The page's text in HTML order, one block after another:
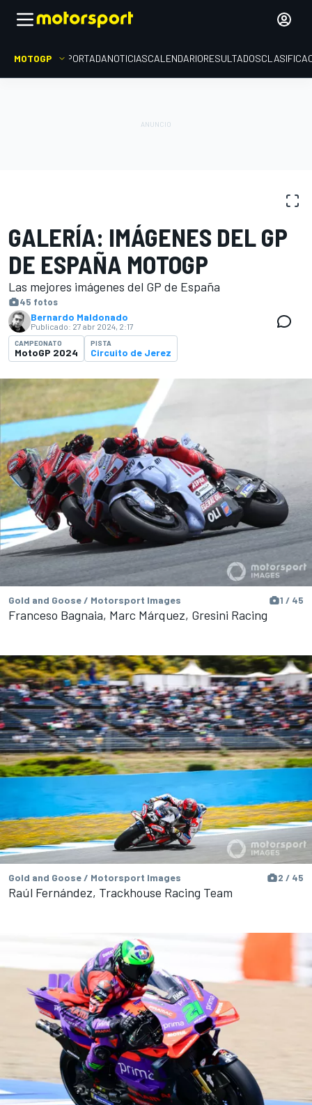
MOTOGP PORTADANOTICIASCALENDARIORESULTADOS
GALERÍA: IMÁGENES DEL GP
DE ESPAÑA MOTOGP
Las mejores imágenes del GP de España
45 fotos
Bernardo Maldonado
Publicado: 27 abr 2024, 2:17
CAMPEONATO
MotoGP 2024
PISTA
Circuito de Jerez
Gold and Goose / Motorsport Images 1 / 45
Franceso Bagnaia, Marc Márquez, Gresini Racing
Gold and Goose / Motorsport Images 2 / 45
Raúl Fernández, Trackhouse Racing Team